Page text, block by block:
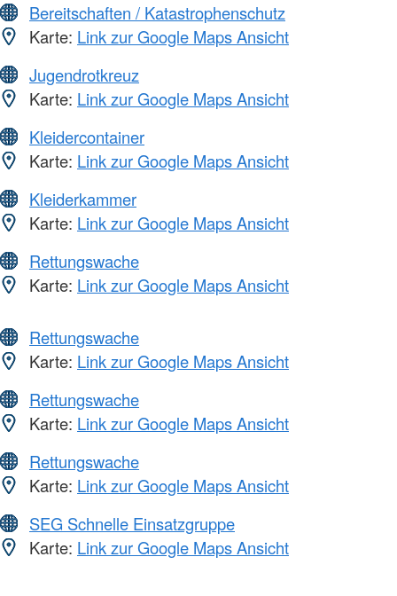
Bereitschaften / Katastrophenschutz
Karte: Link zur Google Maps Ansicht
Jugendrotkreuz
Karte: Link zur Google Maps Ansicht
Kleidercontainer
Karte: Link zur Google Maps Ansicht
Kleiderkammer
Karte: Link zur Google Maps Ansicht
Rettungswache
Karte: Link zur Google Maps Ansicht
Rettungswache
Karte: Link zur Google Maps Ansicht
Rettungswache
Karte: Link zur Google Maps Ansicht
Rettungswache
Karte: Link zur Google Maps Ansicht
SEG Schnelle Einsatzgruppe
Karte: Link zur Google Maps Ansicht